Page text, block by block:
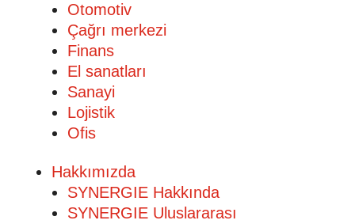
Otomotiv
Çağrı merkezi
Finans
El sanatları
Sanayi
Lojistik
Ofis
Hakkımızda
SYNERGIE Hakkında
SYNERGIE Uluslararası